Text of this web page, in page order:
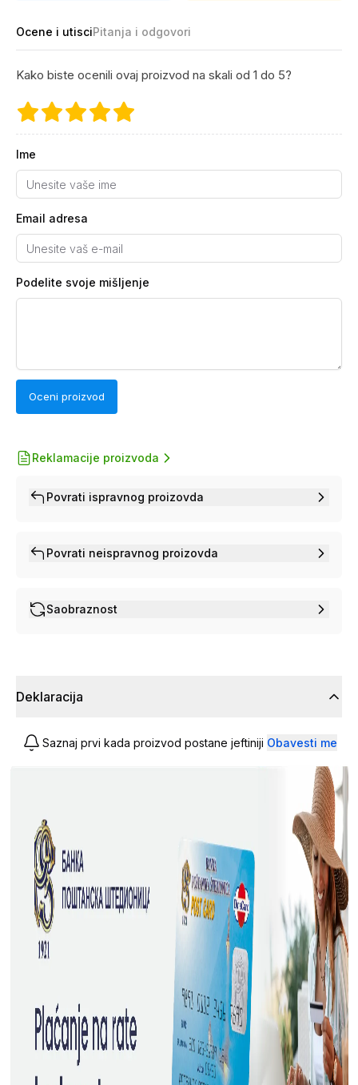
Ocene i utisciPitanja i odgovori
Kako biste ocenili ovaj proizvod na skali od 1 do 5?
Ime
Email adresa
Podelite svoje mišljenje
Oceni proizvod
Reklamacije proizvoda
Povrati ispravnog proizovda
Povrati neispravnog proizovda
Saobraznost
Deklaracija
Saznaj prvi kada proizvod postane jeftiniji Obavesti me